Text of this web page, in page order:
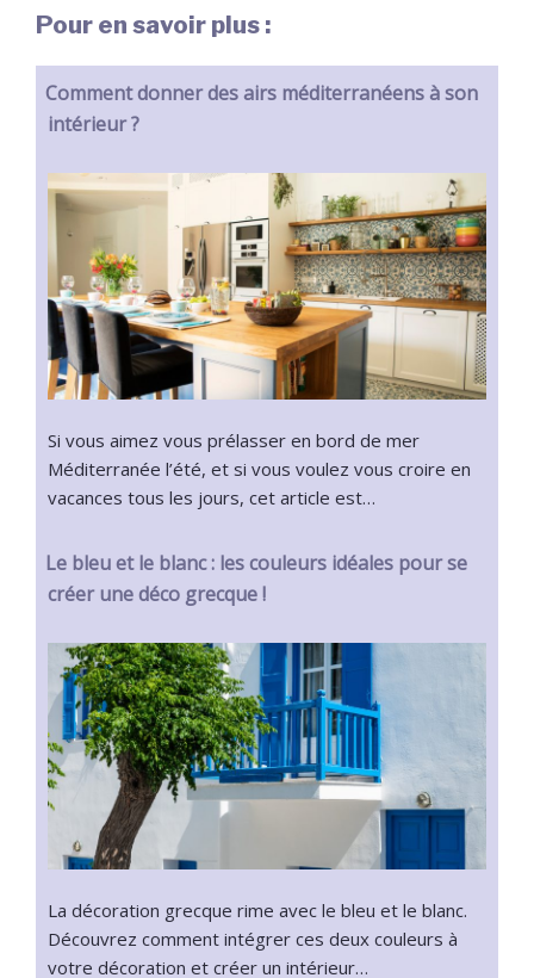
Pour en savoir plus :
Comment donner des airs méditerranéens à son
intérieur ?
Si vous aimez vous prélasser en bord de mer
Méditerranée l’été, et si vous voulez vous croire en
vacances tous les jours, cet article est…
Le bleu et le blanc : les couleurs idéales pour se
créer une déco grecque !
La décoration grecque rime avec le bleu et le blanc.
Découvrez comment intégrer ces deux couleurs à
votre décoration et créer un intérieur…